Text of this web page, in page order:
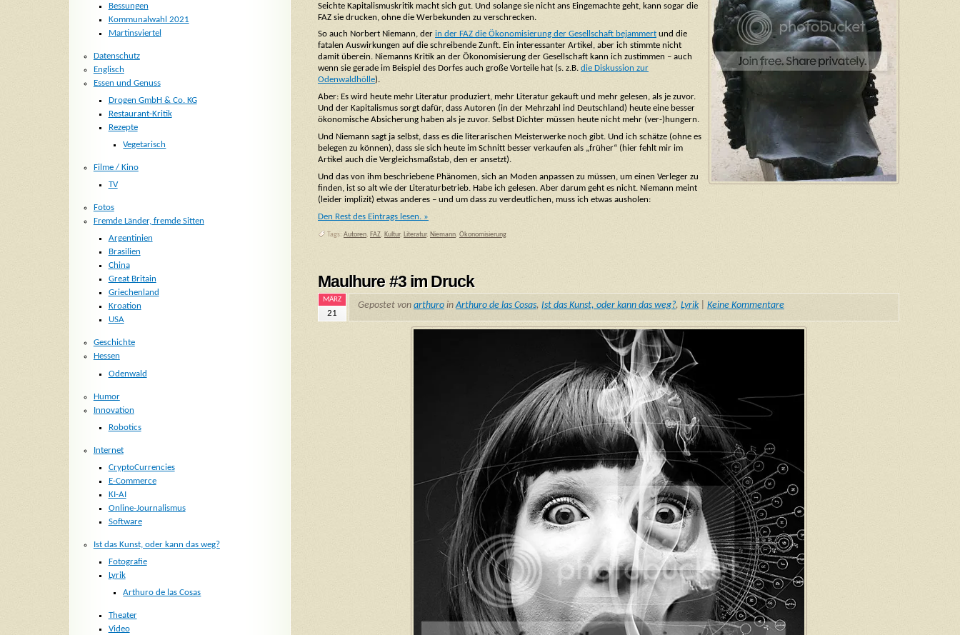
Seichte Kapitalismuskritik macht sich gut. Und solange sie nicht ans Eingemachte geht, kann sogar die
FAZ sie drucken, ohne die Werbekunden zu verschrecken.
So auch Norbert Niemann, der in der FAZ die Ökonomisierung der Gesellschaft bejammert und die
fatalen Auswirkungen auf die schreibende Zunft. Ein interessanter Artikel, aber ich stimmte nicht
damit überein. Niemanns Kritik an der Ökonomisierung der Gesellschaft kann ich zustimmen – auch
wenn sie gerade im Beispiel des Dorfes auch große Vorteile hat (s. z.B. die Diskussion zur
Odenwaldhölle).
Aber: Es wird heute mehr Literatur produziert, mehr Literatur gekauft und mehr gelesen, als je zuvor.
Und der Kapitalismus sorgt dafür, dass Autoren (in der Mehrzahl ind Deutschland) heute eine besser
ökonomische Absicherung haben als je zuvor. Selbst Dichter müssen heute nicht mehr (ver-)hungern.
Und Niemann sagt ja selbst, dass es die literarischen Meisterwerke noch gibt. Und ich schätze (ohne es
belegen zu können), dass sie sich heute im Schnitt besser verkaufen als „früher“ (hier fehlt mir im
Artikel auch die Vergleichsmaßstab, den er ansetzt).
Und das von ihm beschriebene Phänomen, sich an Moden anpassen zu müssen, um einen Verleger zu
finden, ist so alt wie der Literaturbetrieb. Habe ich gelesen. Aber darum geht es nicht. Niemann meint
(leider implizit) etwas anderes – und um dass zu verdeutlichen, muss ich etwas ausholen:
Den Rest des Eintrags lesen. »
Tags: Autoren, FAZ, Kultur, Literatur, Niemann, Ökonomisierung
Maulhure #3 im Druck
MÄRZ
21
Gepostet von arthuro inArthuro de las Cosas, Ist das Kunst, oder kann das weg?, Lyrik| Keine Kommentare
Bessungen
Kommunalwahl 2021
Martinsviertel
Datenschutz
Englisch
Essen und Genuss
Drogen GmbH & Co. KG
Restaurant-Kritik
Rezepte
Vegetarisch
Filme / Kino
TV
Fotos
Fremde Länder, fremde Sitten
Argentinien
Brasilien
China
Great Britain
Griechenland
Kroation
USA
Geschichte
Hessen
Odenwald
Humor
Innovation
Robotics
Internet
CryptoCurrencies
E-Commerce
KI-AI
Online-Journalismus
Software
Ist das Kunst, oder kann das weg?
Fotografie
Lyrik
Arthuro de las Cosas
Theater
Video